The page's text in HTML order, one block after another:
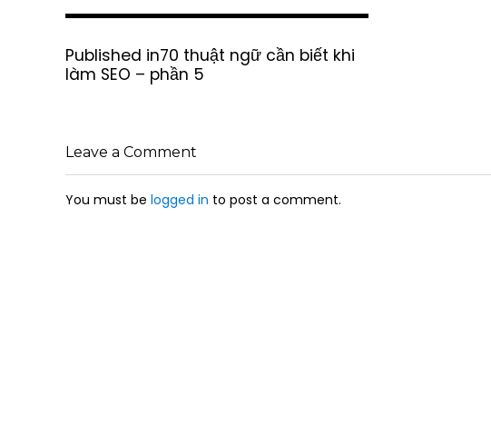
o
s
a
v
i
g
Published in70 thuật ngữ cần biết khi
làm SEO – phần 5
Leave a Comment
You must be logged in to post a comment.